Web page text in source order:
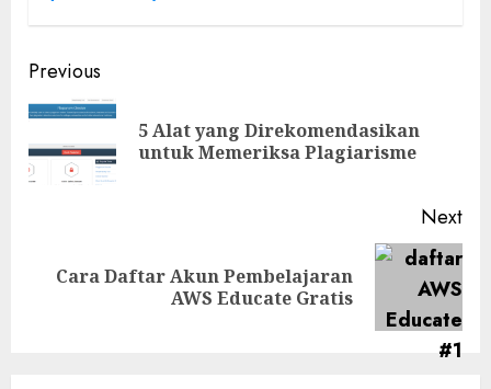
Previous
5 Alat yang Direkomendasikan
untuk Memeriksa Plagiarisme
Next
Cara Daftar Akun Pembelajaran
AWS Educate Gratis